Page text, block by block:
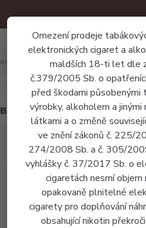
Omezení prodeje
elektronických cigaret a
maldších 18-ti let dle
č.379/2005 Sb. o
před škodami působenými
výrobky, alkoholem a jinými
látkami a o změně
ve znění zákonů č. 225/
274/2008 Sb. a č. 305/
vyhlášky č. 37/2017 Sb. o
cigaretách nesmí objem
opakovaně plnitelné
cigarety pro doplňování
obsahující nikotin
Báze a příchutě